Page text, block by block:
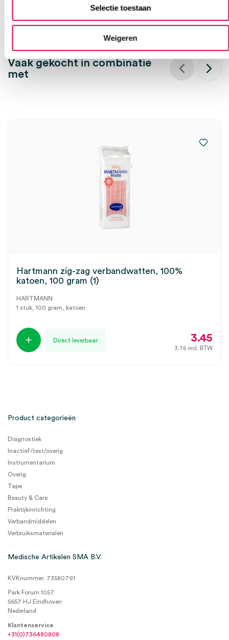
Selectie toestaan
Weigeren
Vaak gekocht in combinatie
met
Hartmann zig-zag verbandwatten, 100%
katoen, 100 gram (1)
HARTMANN
1 stuk, 100 gram, katoen
Direct leverbaar 3.45
3.76 incl. BTW
Product categorieën
Diagnostiek
Inactief/test/overig
Instrumentarium
Overig
Tape
Beauty & Care
Praktijkinrichting
Verbandmiddelen
Verbruiksmaterialen
Medische Artikelen SMA B.V.
KVKnummer: 73580791
Park Forum 1057
5657 HJ Eindhoven
Nederland
Klantenservice
+31(0)736480808